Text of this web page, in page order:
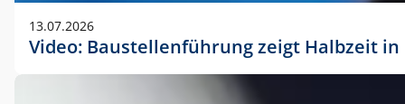
13.07.2026
Video: Baustellenführung zeigt Halbzeit